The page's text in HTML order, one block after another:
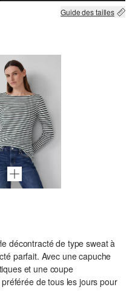
Guide des tailles
décontracté de type sweat à
parfait. Avec une capuche
et une coupe
de tous les jours pour